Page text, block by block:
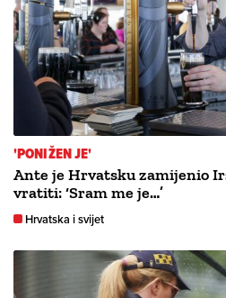
'PONIŽEN JE'
Ante je Hrvatsku zamijenio
vratiti: ‘Sram me je…’
Hrvatska i svijet